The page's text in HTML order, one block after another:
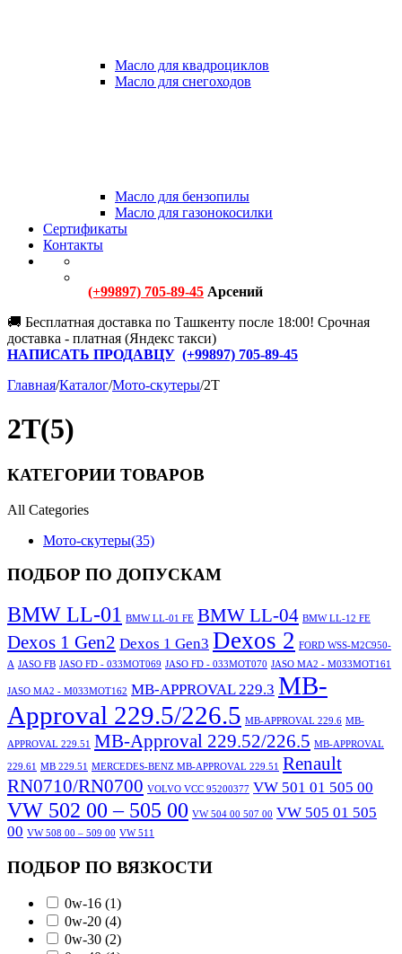
Масло для квадроциклов
Масло для снегоходов
Масло для бензопилы
Масло для газонокосилки
Сертификаты
Контакты
(+99897) 705-89-45 Арсений
🚚 Бесплатная доставка по Ташкенту после 18:00! Срочная
доставка - платная (Яндекс такси)
НАПИСАТЬ ПРОДАВЦУ (+99897) 705-89-45
Главная/Каталог/Мото-скутеры/2Т
2Т(5)
КАТЕГОРИИ ТОВАРОВ
All Categories
Мото-скутеры(35)
ПОДБОР ПО ДОПУСКАМ
BMW LL-01 BMW LL-01 FE BMW LL-04 BMW LL-12 FE
Dexos 1 Gen2 Dexos 1 Gen3 Dexos 2 FORD WSS-M2C950-
A JASO FB JASO FD - 033MOT069 JASO FD - 033MOT070 JASO MA2 - M033MOT161
JASO MA2 - M033MOT162 MB-APPROVAL 229.3 MB-
Approval 229.5/226.5 MB-APPROVAL 229.6 MB-
APPROVAL 229.51 MB-Approval 229.52/226.5 MB-APPROVAL
229.61 MB 229.51 MERCEDES-BENZ MB-APPROVAL 229.51
Renault
RN0710/RN0700 VOLVO VCC 95200377 VW 501 01 505 00
VW 502 00 – 505 00 VW 504 00 507 00 VW 505 01 505
00 VW 508 00 – 509 00 VW 511
ПОДБОР ПО ВЯЗКОСТИ
0w-16 (1)
0w-20 (4)
0w-30 (2)